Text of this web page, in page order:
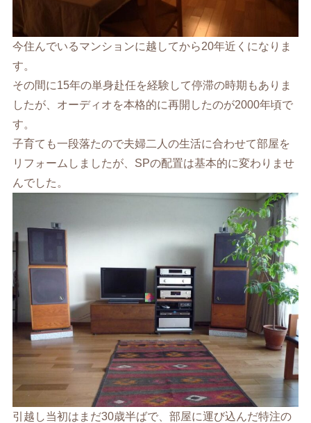
今住んでいるマンションに越してから20年近くになりま
す。
その間に15年の単身赴任を経験して停滞の時期もありま
したが、オーディオを本格的に再開したのが2000年頃で
す。
子育ても一段落たので夫婦二人の生活に合わせて部屋を
リフォームしましたが、SPの配置は基本的に変わりませ
んでした。
引越し当初はまだ30歳半ばで、部屋に運び込んだ特注の